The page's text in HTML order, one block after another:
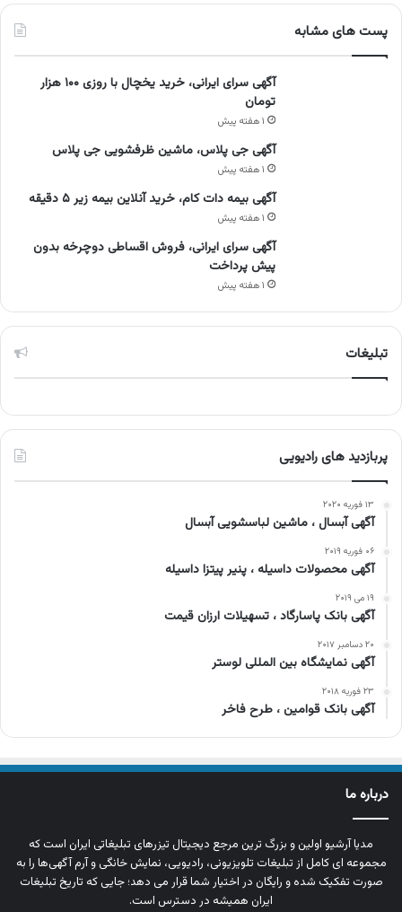
پست های مشابه
آگهی سرای ایرانی، خرید یخچال با روزی ۱۰۰ هزار
تومان
۱ هفته پیش
آگهی جی پلاس، ماشین ظرفشویی جی پلاس
۱ هفته پیش
آگهی بیمه دات کام، خرید آنلاین بیمه زیر ۵ دقیقه
۱ هفته پیش
آگهی سرای ایرانی، فروش اقساطی دوچرخه بدون
پیش پرداخت
۱ هفته پیش
تبلیغات
پربازدید های رادیویی
۱۳ فوریه ۲۰۲۰
آگهی آبسال ، ماشین لباسشویی آبسال
۰۶ فوریه ۲۰۱۹
آگهی محصولات داسیله ، پنیر پیتزا داسیله
۱۹ می ۲۰۱۹
آگهی بانک پاسارگاد ، تسهیلات ارزان قیمت
۲۰ دسامبر ۲۰۱۷
آگهی نمایشگاه بین المللی لوستر
۲۳ فوریه ۲۰۱۸
آگهی بانک قوامین ، طرح‌ فاخر
درباره ما
مدیا آرشیو اولین و بزرگ‌ ترین مرجع دیجیتال تیزرهای تبلیغاتی ایران است که
مجموعه‌ ای کامل از تبلیغات تلویزیونی، رادیویی، نمایش خانگی و آرم‌ آگهی‌ها را به‌
صورت تفکیک‌ شده و رایگان در اختیار شما قرار می‌ دهد؛ جایی که تاریخ تبلیغات
ایران همیشه در دسترس است.